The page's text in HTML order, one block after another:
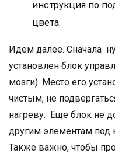
инструкция по
цвета.
Идем далее. Сначала
установлен блок
мозги). Место его
чистым, не
нагреву. Еще блок не
другим элементам под
Также важно, чтобы